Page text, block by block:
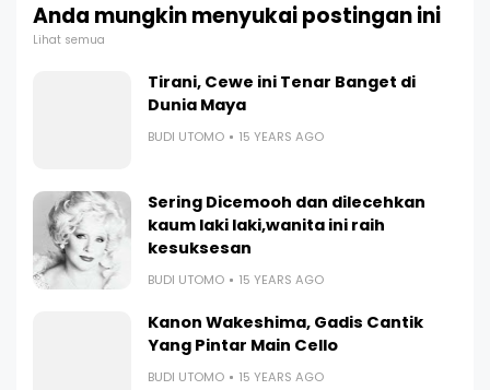
Anda mungkin menyukai postingan ini
Lihat semua
Tirani, Cewe ini Tenar Banget di
Dunia Maya
BUDI UTOMO 15 YEARS AGO
Sering Dicemooh dan dilecehkan
kaum laki laki,wanita ini raih
kesuksesan
BUDI UTOMO 15 YEARS AGO
Kanon Wakeshima, Gadis Cantik
Yang Pintar Main Cello
BUDI UTOMO 15 YEARS AGO